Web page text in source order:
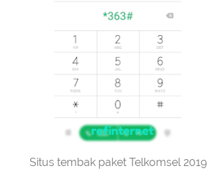
Situs tembak paket Telkomsel 2019